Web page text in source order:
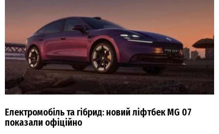
Електромобіль та гібрид: новий ліфтбек MG 07
показали офіційно